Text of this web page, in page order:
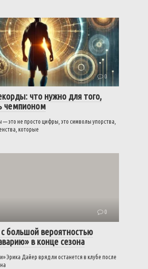
0
что нужно для того,
чемпионом
это не просто цифры, это символы упорства,
которые
0
большой вероятностью
в конце сезона
Эрика Дайер вряд ли останется в клубе после